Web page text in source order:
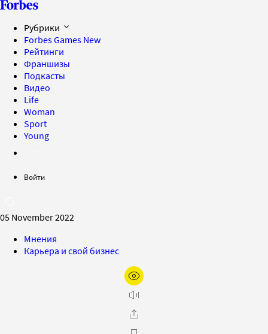
Рубрики
Forbes Games New
Рейтинги
Франшизы
Подкасты
Видео
Life
Woman
Sport
Young
Войти
05 November 2022
Мнения
Карьера и свой бизнес